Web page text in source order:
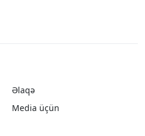
Əlaqə
Media üçün